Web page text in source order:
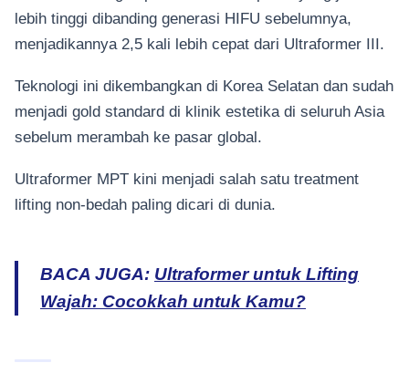
lebih tinggi dibanding generasi HIFU sebelumnya,
menjadikannya 2,5 kali lebih cepat dari Ultraformer III.
Teknologi ini dikembangkan di Korea Selatan dan sudah
menjadi gold standard di klinik estetika di seluruh Asia
sebelum merambah ke pasar global.
Ultraformer MPT kini menjadi salah satu treatment
lifting non-bedah paling dicari di dunia.
BACA JUGA: Ultraformer untuk Lifting
Wajah: Cocokkah untuk Kamu?